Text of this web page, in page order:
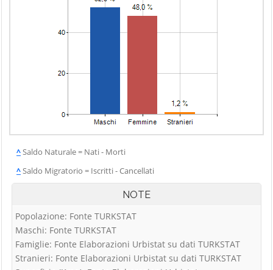
^Saldo Naturale = Nati - Morti
^Saldo Migratorio = Iscritti - Cancellati
NOTE
Popolazione: Fonte TURKSTAT
Maschi: Fonte TURKSTAT
Famiglie: Fonte Elaborazioni Urbistat su dati TURKSTAT
Stranieri: Fonte Elaborazioni Urbistat su dati TURKSTAT